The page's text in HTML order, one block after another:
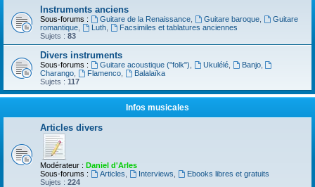
Instruments anciens
Sous-forums : Guitare de la Renaissance, Guitare baroque,
Guitare
romantique
Luth,
Facsimiles et tablatures anciennes
Sujets : 83
Divers instruments
Sous-forums : Guitare acoustique ("folk") Ukulélé, Banjo,
Charango
Flamenco,
Balalaïka
Sujets : 117
Infos musicales
Articles divers
Modérateur : Daniel d'Arles
Sous-forums :
Articles Interviews
Ebooks libres et gratuits
Sujets : 224